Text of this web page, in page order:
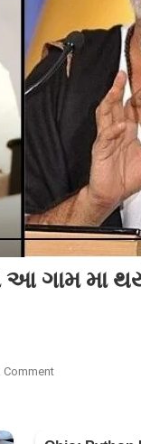
આ ગામ મા
CommentOn